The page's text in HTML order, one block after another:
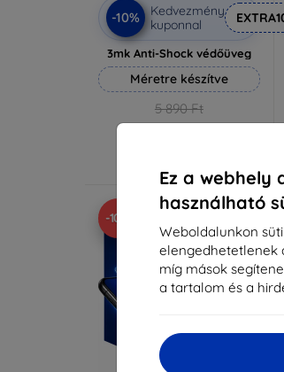
Ez a webhely
használható
Weboldalunkon
elengedhetetlenek
míg mások
a tartalom és a
-10%
Kedvezmény
kuponnal
3mk Anti-Shock védőüveg
Méretre készítve
5 890 Ft
5 301 Ft
-10%